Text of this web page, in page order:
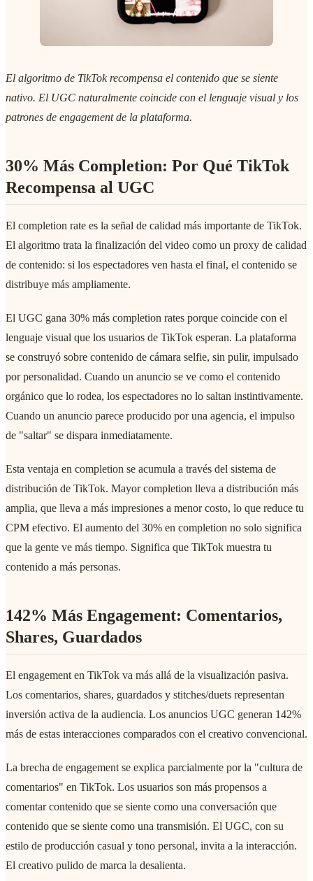
El algoritmo de TikTok recompensa el contenido que se siente
nativo. El UGC naturalmente coincide con el lenguaje visual y los
patrones de engagement de la plataforma.
30% Más Completion: Por Qué TikTok
Recompensa al UGC
El completion rate es la señal de calidad más importante de TikTok.
El algoritmo trata la finalización del video como un proxy de calidad
de contenido: si los espectadores ven hasta el final, el contenido se
distribuye más ampliamente.
El UGC gana 30% más completion rates porque coincide con el
lenguaje visual que los usuarios de TikTok esperan. La plataforma
se construyó sobre contenido de cámara selfie, sin pulir, impulsado
por personalidad. Cuando un anuncio se ve como el contenido
orgánico que lo rodea, los espectadores no lo saltan instintivamente.
Cuando un anuncio parece producido por una agencia, el impulso
de "saltar" se dispara inmediatamente.
Esta ventaja en completion se acumula a través del sistema de
distribución de TikTok. Mayor completion lleva a distribución más
amplia, que lleva a más impresiones a menor costo, lo que reduce tu
CPM efectivo. El aumento del 30% en completion no solo significa
que la gente ve más tiempo. Significa que TikTok muestra tu
contenido a más personas.
142% Más Engagement: Comentarios,
Shares, Guardados
El engagement en TikTok va más allá de la visualización pasiva.
Los comentarios, shares, guardados y stitches/duets representan
inversión activa de la audiencia. Los anuncios UGC generan 142%
más de estas interacciones comparados con el creativo convencional.
La brecha de engagement se explica parcialmente por la "cultura de
comentarios" en TikTok. Los usuarios son más propensos a
comentar contenido que se siente como una conversación que
contenido que se siente como una transmisión. El UGC, con su
estilo de producción casual y tono personal, invita a la interacción.
El creativo pulido de marca la desalienta.